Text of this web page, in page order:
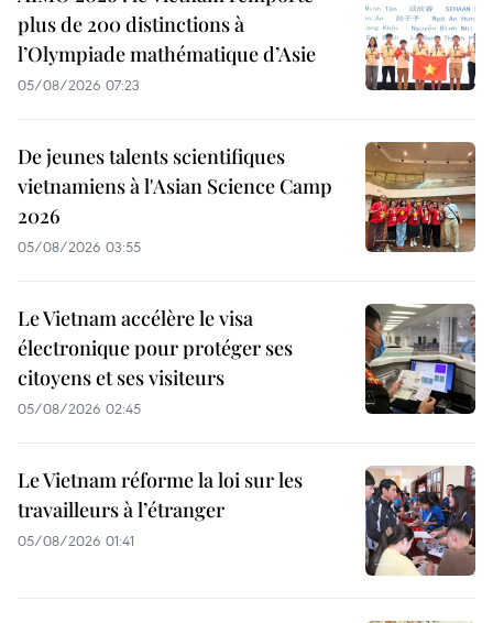
plus de 200 distinctions à
l’Olympiade mathématique d’Asie
05/08/2026 07:23
De jeunes talents scientifiques
vietnamiens à l'Asian Science Camp
2026
05/08/2026 03:55
Le Vietnam accélère le visa
électronique pour protéger ses
citoyens et ses visiteurs
05/08/2026 02:45
Le Vietnam réforme la loi sur les
travailleurs à l’étranger
05/08/2026 01:41